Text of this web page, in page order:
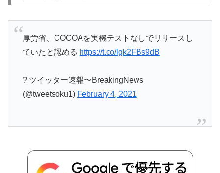
厚労省、COCOAを実機テストなしでリリースし
ていたと認める https://t.co/lgk2FBs9dB
? ツイッター速報〜BreakingNews
(@tweetsoku1) February 4, 2021